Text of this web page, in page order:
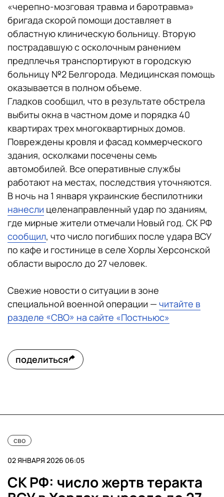
«черепно-мозговая травма и баротравма»
бригада скорой помощи доставляет в
областную клиническую больницу. Вторую
пострадавшую с осколочным ранением
предплечья транспортируют в городскую
больницу №2 Белгорода. Медицинская помощь
оказывается в полном объеме.
Гладков сообщил, что в результате обстрела
выбиты окна в частном доме и порядка 40
квартирах трех многоквартирных домов.
Повреждены кровля и фасад коммерческого
здания, осколками посечены семь
автомобилей. Все оперативные службы
работают на местах, последствия уточняются.
В ночь на 1 января украинские беспилотники
нанесли целенаправленный удар по зданиям,
где мирные жители отмечали Новый год. СК РФ
сообщил, что число погибших после удара ВСУ
по кафе и гостинице в селе Хорлы Херсонской
области выросло до 27 человек.
Свежие новости о ситуации в зоне
специальной военной операции — читайте в
разделе «СВО» на сайте «Постньюс»
поделиться
сво
02 ЯНВАРЯ 2026 06:05
СК РФ: число жертв теракта